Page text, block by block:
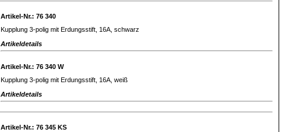
Artikel-Nr.: 76 340
Kupplung 3-polig mit Erdungsstift, 16A, schwarz
Artikeldetails
Artikel-Nr.: 76 340 W
Kupplung 3-polig mit Erdungsstift, 16A, weiß
Artikeldetails
Artikel-Nr.: 76 345 KS